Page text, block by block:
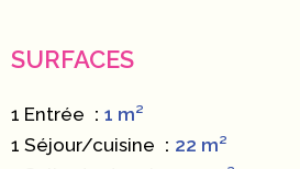
SURFACES
1 Entrée
1 m²
1 Séjour/cuisine
22 m²